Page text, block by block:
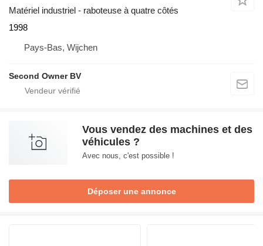
Matériel industriel - raboteuse à quatre côtés
1998
Pays-Bas, Wijchen
Second Owner BV
Vous vendez des machines et des
véhicules ?
Avec nous, c'est possible !
Déposer une annonce